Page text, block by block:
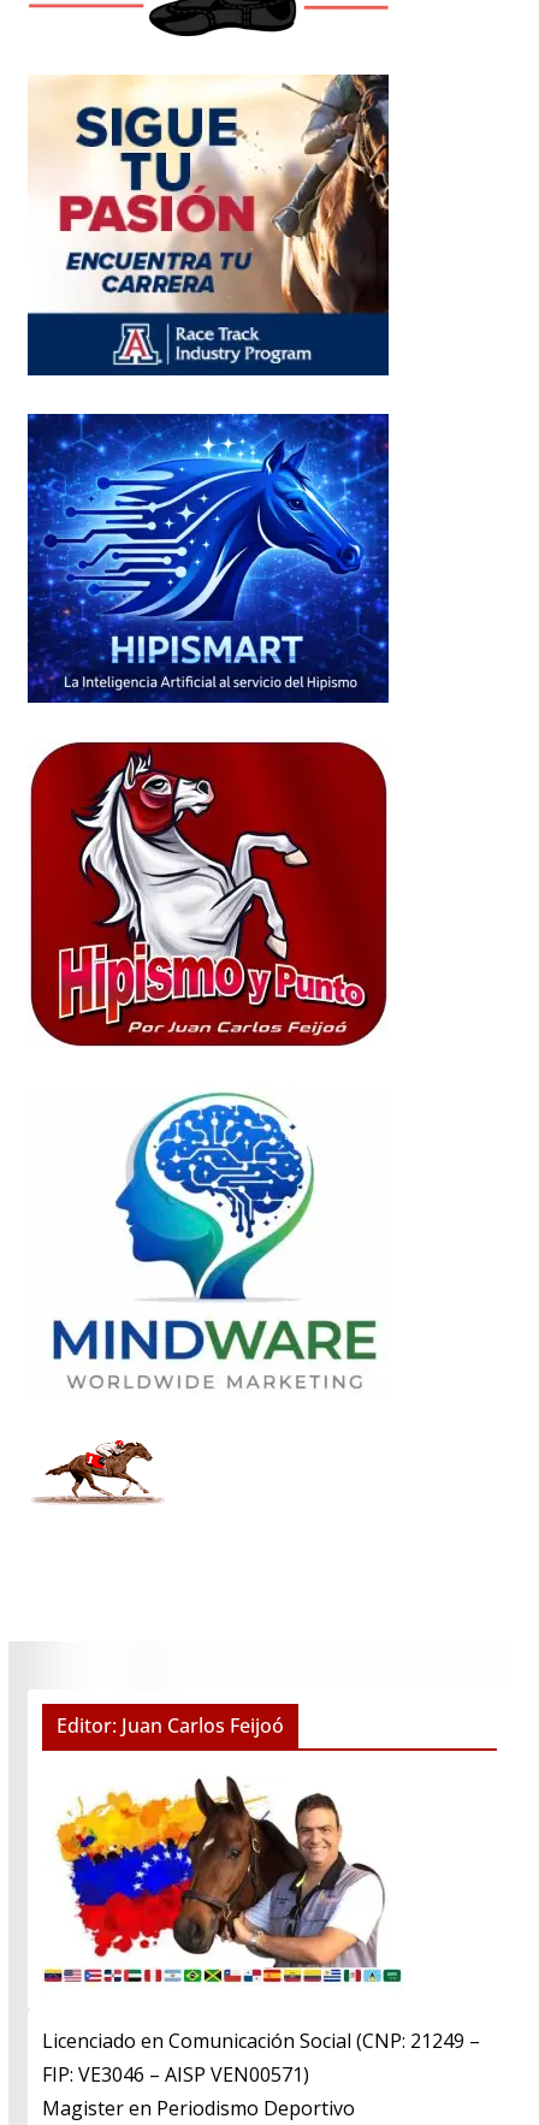
Editor: Juan Carlos Feijoó
Licenciado en Comunicación Social (CNP: 21249 –
FIP: VE3046 – AISP VEN00571)
​Magister en Periodismo Deportivo